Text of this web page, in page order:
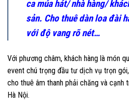
ca múa hát/ nhà hàng/
sản. Cho thuê dàn loa đài
với độ vang rõ nét…
Với phương châm, khách hàng là món
event chú trọng đầu tư dịch vụ trọn
cho thuê âm thanh phải chăng và
Hà Nội.